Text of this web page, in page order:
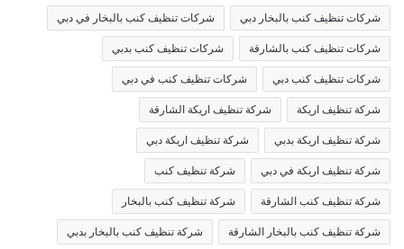
شركات تنظيف كنب بالبخار دبي شركات تنظيف كنب بالبخار في دبي
شركات تنظيف كنب بالشارقة شركات تنظيف كنب بدبي
شركات تنظيف كنب دبي شركات تنظيف كنب في دبي
شركة تنظيف اريكة شركة تنظيف اريكة الشارقة
شركة تنظيف اريكة بدبي شركة تنظيف اريكة دبي
شركة تنظيف اريكة في دبي شركة تنظيف كنب
شركة تنظيف كنب الشارقة شركة تنظيف كنب بالبخار
شركة تنظيف كنب بالبخار الشارقة شركة تنظيف كنب بالبخار بدبي